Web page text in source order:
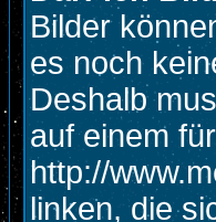
Bilder
es noch
Deshalb
auf einem
http://
linken, die